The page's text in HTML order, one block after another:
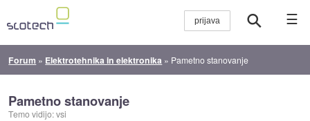
☰
Forum » Elektrotehnika in elektronika » Pametno stanovanje
Pametno stanovanje
Temo vidijo: vsi